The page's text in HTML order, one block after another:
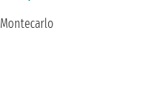
Montecarlo